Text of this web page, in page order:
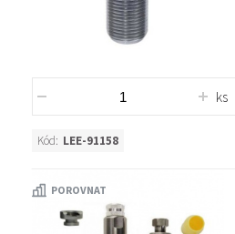
ks
Kód: LEE-91158
POROVNAT